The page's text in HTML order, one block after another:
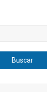
Buscar: